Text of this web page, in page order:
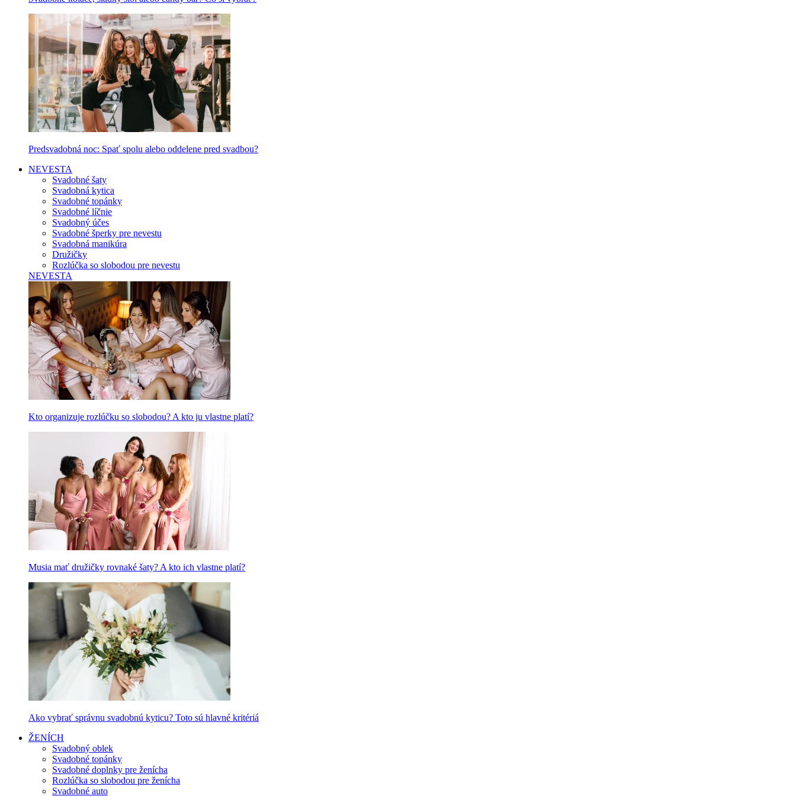
Predsvadobná noc: Spať spolu alebo oddelene pred svadbou?
NEVESTA
Svadobné šaty
Svadobná kytica
Svadobné topánky
Svadobné líčnie
Svadobný účes
Svadobné šperky pre nevestu
Svadobná manikúra
Družičky
Rozlúčka so slobodou pre nevestu
NEVESTA
Kto organizuje rozlúčku so slobodou? A kto ju vlastne platí?
Musia mať družičky rovnaké šaty? A kto ich vlastne platí?
Ako vybrať správnu svadobnú kyticu? Toto sú hlavné kritériá
ŽENÍCH
Svadobný oblek
Svadobné topánky
Svadobné doplnky pre ženícha
Rozlúčka so slobodou pre ženícha
Svadobné auto